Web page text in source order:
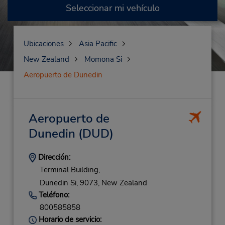
Seleccionar mi vehículo
Ubicaciones
Asia Pacific
New Zealand
Momona Si
Aeropuerto de Dunedin
Aeropuerto de
Dunedin (DUD)
Dirección:
Terminal Building,
Dunedin Si, 9073, New Zealand
Teléfono:
800585858
Horario de servicio: